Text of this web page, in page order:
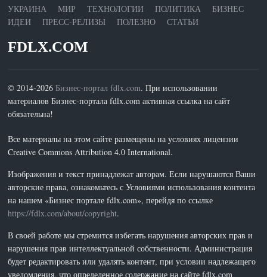
УКРАИНА МИР ТЕХНОЛОГИИ ПОЛИТИКА
БИЗНЕС
ИДЕИ
ПРЕСС-РЕЛИЗЫ ПОЛЕЗНО СТАТЬИ
FDLX.COM
© 2014-2026 Бизнес-портал fdlx.com. При использовании
материалов Бизнес-портала fdlx.com активная ссылка на сайт
обязательна!
Все материалы на этом сайте размещены на условиях лицензии
Creative Commons Attribution 4.0 International.
Изображения и текст принадлежат авторам. Если нарушаются Ваши
авторские права, ознакомьтесь с Условиями использования контента
на нашем «Бизнес портале fdlx.com», перейдя по ссылке
https://fdlx.com/about/copyright.
В своей работе мы стремится избегать нарушения авторских прав и
нарушения прав интеллектуальной собственности. Администрация
будет редактировать или удалять контент, при условии надлежащего
уведомления, что определенное содержание на сайте fdlx.com